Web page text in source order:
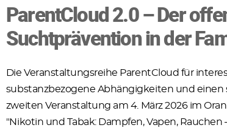
ParentCloud 2.0 – Der
Suchtprävention in der
Die Veranstaltungsreihe ParentCloud für
substanzbezogene Abhängigkeiten und einen
zweiten Veranstaltung am 4. März 2026 im
"Nikotin und Tabak: Dampfen, Vapen, Rauchen